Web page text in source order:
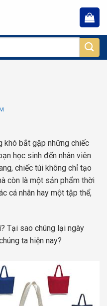
khó bắt gặp những chiếc
học sinh đến nhân viên
chiếc túi không chỉ tạo
còn là một sản phẩm thời
cá nhân hay một tập thể,
Tại sao chúng lại ngày
ta hiện nay?